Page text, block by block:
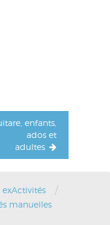
enfants,
ados et
adultes
exActivités /
manuelles